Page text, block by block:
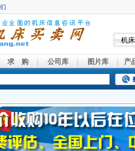
机
求 购 公司库 图片库 产